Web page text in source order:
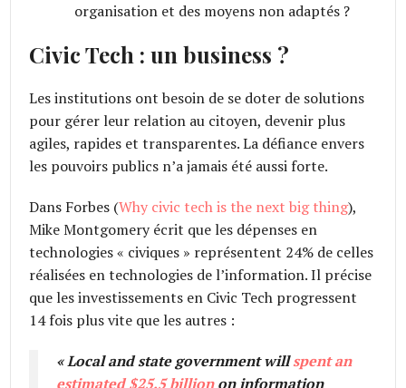
organisation et des moyens non adaptés ?
Civic Tech : un business ?
Les institutions ont besoin de se doter de solutions
pour gérer leur relation au citoyen, devenir plus
agiles, rapides et transparentes. La défiance envers
les pouvoirs publics n’a jamais été aussi forte.
Dans Forbes (Why civic tech is the next big thing),
Mike Montgomery écrit que les dépenses en
technologies « civiques » représentent 24% de celles
réalisées en technologies de l’information. Il précise
que les investissements en Civic Tech progressent
14 fois plus vite que les autres :
«Local and state government willspent an
estimated $25.5 billionon information